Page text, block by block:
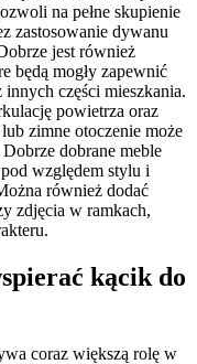
na pełne skupienie
zastosowanie dywanu
jest również
będą mogły zapewnić
części mieszkania.
powietrza oraz
zimne otoczenie może
dobrane meble
względem stylu i
również dodać
zdjęcia w ramkach,
kącik do
coraz większą rolę w